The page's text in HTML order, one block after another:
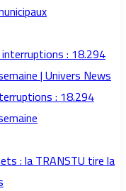
: 18.294